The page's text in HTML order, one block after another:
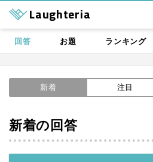
Laughteria
回答 お題 ランキング
新着 注目
新着の回答